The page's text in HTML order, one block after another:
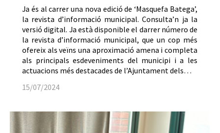
Ja és al carrer una nova edició de ‘Masquefa Batega’,
la revista d’informació municipal. Consulta’n ja la
versió digital. Ja està disponible el darrer número de
la revista d’informació municipal, que un cop més
ofereix als veïns una aproximació amena i completa
als principals esdeveniments del municipi i a les
actuacions més destacades de l’Ajuntament dels…
15/07/2024